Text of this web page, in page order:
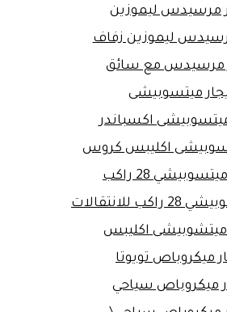
مرسيدس ليموزين
ليموزين زفاف
مرسيدس مع سائق
ميتسوبيشى
ميتسوبيشى اكسباندر
اكليبس كروس
28 راكب
للانتقالات
ميتشوبيشى اكليبس
ميكروباص تويوتا
ميكروباص سياحي